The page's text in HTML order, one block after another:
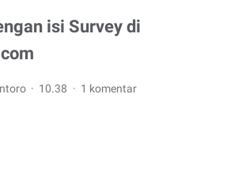
isi Survey di
10.38 1 komentar